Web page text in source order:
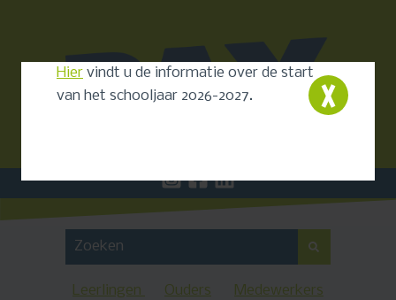
Hier vindt u de informatie over de start
van het schooljaar 2026-2027.
Leerlingen Ouders Medewerkers